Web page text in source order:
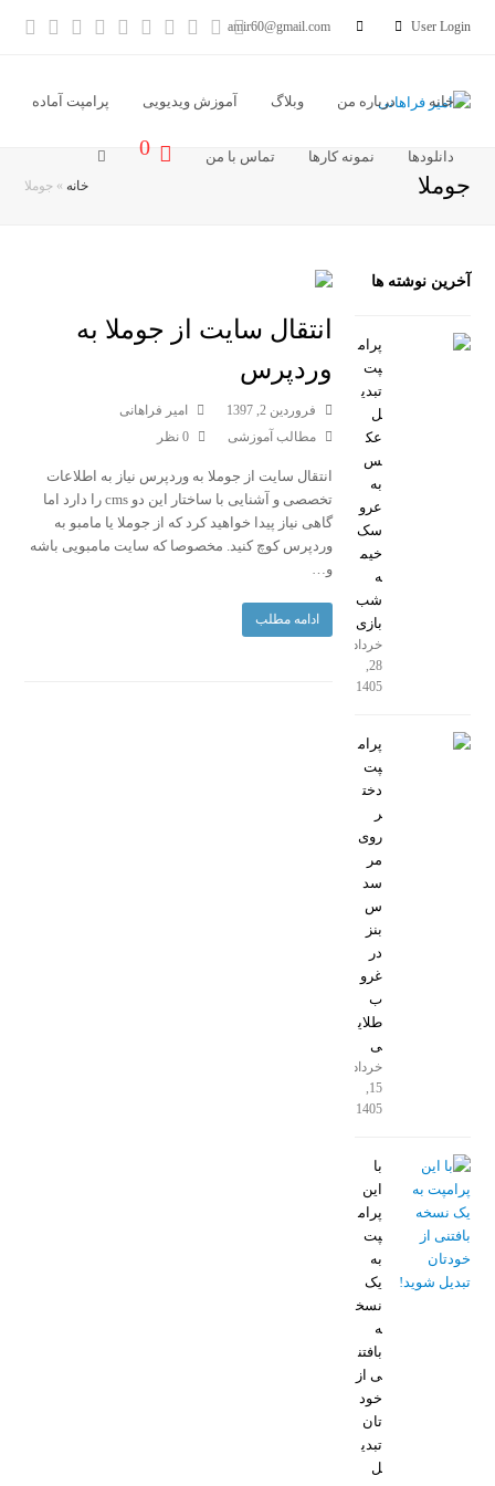
amir60@gmail.com User Login
Pinterest
Dribbble
Instagram
LinkedIn
YoutubeVimeo خبر
آدرس
خانه درباره من وبلاگ آموزش ویدیویی پرامپت آماده
دانلودها نمونه کارها تماس با من 0
جوملا خانه » جوملا
انتقال سایت از جوملا به
وردپرس
فروردین 2, 1397
امیر فراهانی
مطالب آموزشی
0 نظر
انتقال سایت از جوملا به وردپرس نیاز به اطلاعات
تخصصی و آشنایی با ساختار این دو cms را دارد اما
گاهی نیاز پیدا خواهید کرد که از جوملا یا مامبو به
وردپرس کوچ کنید. مخصوصا که سایت مامبویی باشه
و…
ادامه مطلب
آخرین نوشته ها
پرام
پت
تبدی
ل
عک
س
به
عرو
سک
خیم
ه
شب
بازی
خرداد
28,
1405
پرام
پت
دخت
ر
روی
مر
سد
س
بنز
در
غرو
ب
طلای
ی
خرداد
15,
1405
با
این
پرام
پت
به
یک
نسخ
ه
بافتن
ی از
خود
تان
تبدی
ل